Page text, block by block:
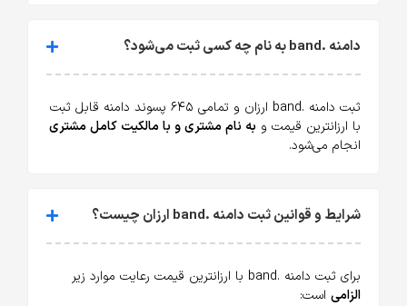
دامنه .band به نام چه کسی ثبت می‌شود؟
ثبت دامنه .band ارزان و تمامی ۶۴۵ پسوند دامنه قابل ثبت
با ارزانترین قیمت و به نام مشتری و با مالکیت کامل مشتری
انجام می‌شود.
شرایط و قوانین ثبت دامنه .band ارزان چیست؟
برای ثبت دامنه .band با ارزانترین قیمت رعایت موارد زیر
الزامی است: